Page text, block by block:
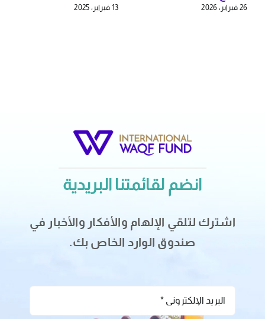
26 فبراير، 2026 13 فبراير، 2025
انضم لقائمتنا البريدية
اشترك لتلقي الإلهام والأفكار والأخبار في
صندوق الوارد الخاص بك.